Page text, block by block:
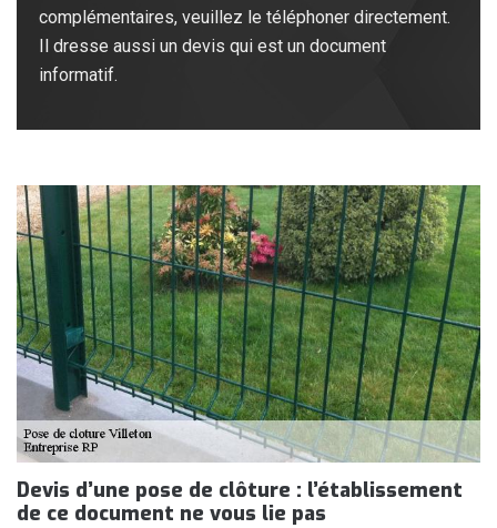
complémentaires, veuillez le téléphoner directement.
Il dresse aussi un devis qui est un document
informatif.
Devis d’une pose de clôture : l’établissement
de ce document ne vous lie pas